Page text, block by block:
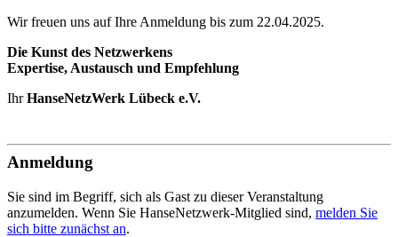
Wir freuen uns auf Ihre Anmeldung bis zum 22.04.2025.
Die Kunst des Netzwerkens
Expertise, Austausch und Empfehlung
IhrHanseNetzWerk Lübeck e.V.
Anmeldung
Sie sind im Begriff, sich als Gast zu dieser Veranstaltung
anzumelden. Wenn Sie HanseNetzwerk-Mitglied sind, melden Sie
sich bitte zunächst an.